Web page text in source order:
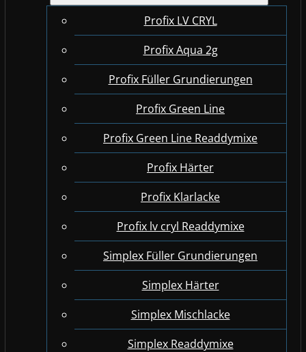
Profix LV CRYL
Profix Aqua 2g
Profix Füller Grundierungen
Profix Green Line
Profix Green Line Readdymixe
Profix Härter
Profix Klarlacke
Profix lv cryl Readdymixe
Simplex Füller Grundierungen
Simplex Härter
Simplex Mischlacke
Simplex Readdymixe